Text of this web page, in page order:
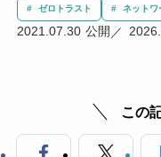
ゼロトラスト ネットワ
2021.07.30
この